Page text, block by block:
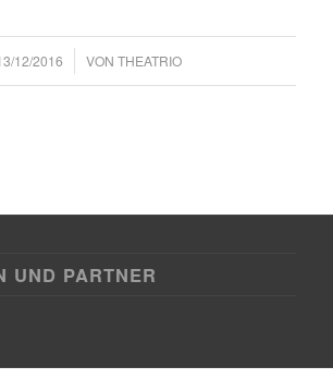
12/2016
/ VONTHEATRIO
UND PARTNER